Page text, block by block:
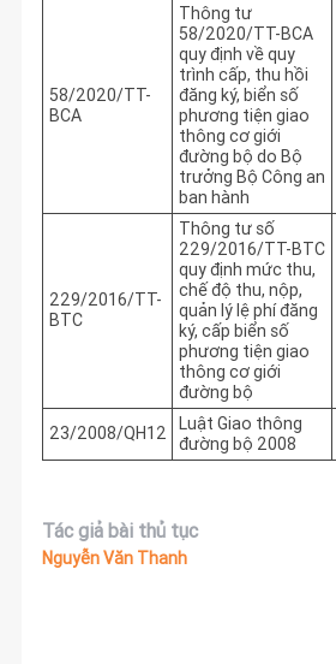
58/2020/TT-
BCA
Thông tư
58/2020/TT-BCA
quy định về quy
trình cấp, thu hồi
đăng ký, biển số
phương tiện giao
thông cơ giới
đường bộ do Bộ
trưởng Bộ Công an
ban hành
229/2016/TT-
BTC
Thông tư số
229/2016/TT-BTC
quy định mức thu,
chế độ thu, nộp,
quản lý lệ phí đăng
ký, cấp biển số
phương tiện giao
thông cơ giới
đường bộ
23/2008/QH12
Luật Giao thông
đường bộ 2008
Tác giả bài thủ tục
Nguyễn Văn Thanh